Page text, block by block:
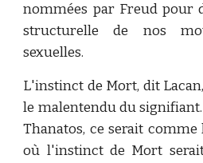
nommées par Freud pour
structurelle de nos
sexuelles.
L'instinct de Mort, dit
le malentendu du
Thanatos, ce serait
où l'instinct de Mort